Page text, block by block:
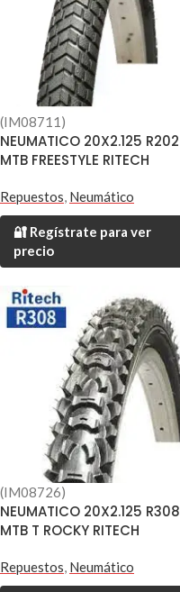
(IM08711)
NEUMATICO 20X2.125 R202
MTB FREESTYLE RITECH
Repuestos, Neumático
🔐 Regístrate para ver
precio
(IM08726)
NEUMATICO 20X2.125 R308
MTB T ROCKY RITECH
Repuestos, Neumático